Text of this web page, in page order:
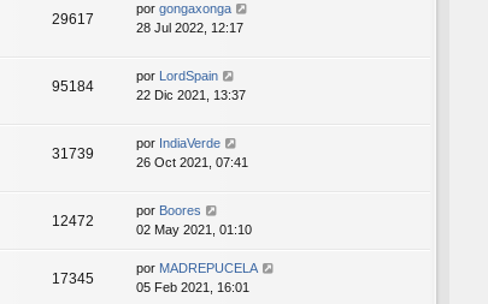
29617
por gongaxonga
28 Jul 2022, 12:17
95184
por
LordSpain
22 Dic 2021, 13:37
31739
por IndiaVerde
26 Oct 2021, 07:41
12472
por Boores
02 May 2021, 01:10
17345
por MADREPUCELA
05 Feb 2021, 16:01